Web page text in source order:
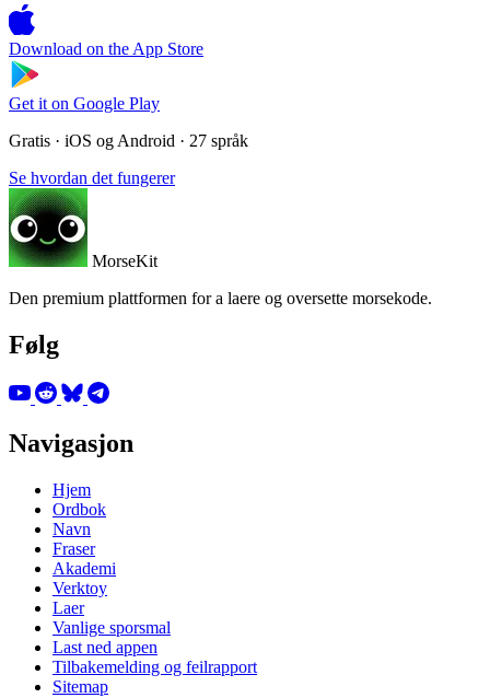
Download on the App Store
Get it on Google Play
Gratis · iOS og Android · 27 språk
Se hvordan det fungerer
MorseKit
Den premium plattformen for a laere og oversette morsekode.
Følg
Navigasjon
Hjem
Ordbok
Navn
Fraser
Akademi
Verktoy
Laer
Vanlige sporsmal
Last ned appen
Tilbakemelding og feilrapport
Sitemap